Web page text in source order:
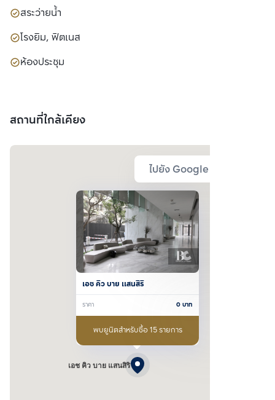
สระว่ายน้ำ
โรงยิม, ฟิตเนส
ห้องประชุม
สถานที่ใกล้เคียง
ไปยัง Google Map
เอช คิว บาย แสนสิริ
เอช คิว บาย แสนสิริ
ราคา 0บาท
พบยูนิตสำหรับซื้อ 15 รายการ